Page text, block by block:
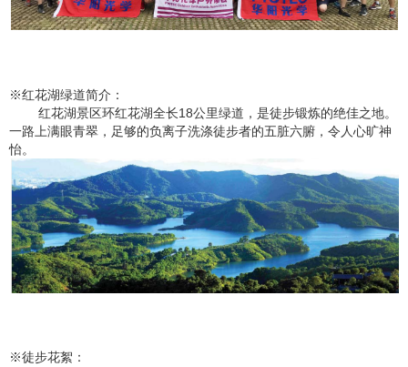
※红花湖绿道简介：
红花湖景区环红花湖全长18公里绿道，是徒步锻炼的绝佳之地。
一路上满眼青翠，足够的负离子洗涤徒步者的五脏六腑，令人心旷神
怡。
※徒步花絮：